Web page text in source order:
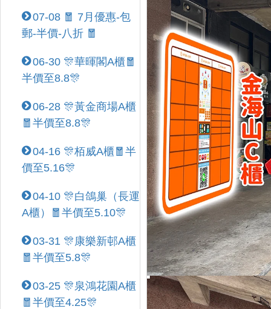
07-08 🧧 7月優惠-包
郵-半價-八折 🧧
06-30 🎊華暉閣A櫃🧧
半價至8.8🎊
06-28 🎊黃金商場A櫃
🧧半價至8.8🎊
04-16 🎊栢威A櫃🧧半
價至5.16🎊
04-10 🎊白鴿巢（長運
A櫃）🧧半價至5.10🎊
03-31 🎊康樂新邨A櫃
🧧半價至5.8🎊
03-25 🎊泉鴻花園A櫃
🧧半價至4.25🎊